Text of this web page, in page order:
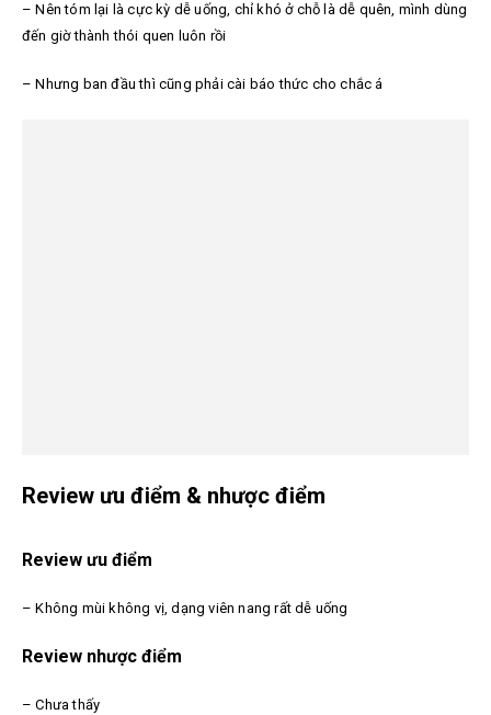
– Nên tóm lại là cực kỳ dễ uống, chỉ khó ở chỗ là dễ quên, mình dùng
đến giờ thành thói quen luôn rồi
– Nhưng ban đầu thì cũng phải cài báo thức cho chắc á
Review ưu điểm & nhược điểm
Review ưu điểm
– Không mùi không vị, dạng viên nang rất dễ uống
Review nhược điểm
– Chưa thấy